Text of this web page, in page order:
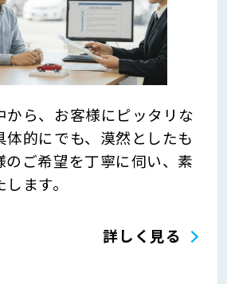
から、お客様にピッタリな
体的にでも、漠然としたも
のご希望を丁寧に伺い、素
ます。
詳しく見る